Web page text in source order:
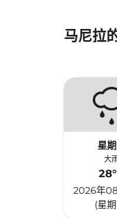
马尼拉
星
大
2026年
(星